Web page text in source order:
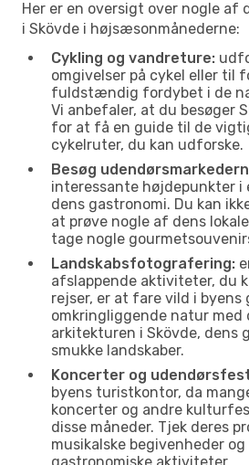
Her er en oversigt over nogle af
i Skövde i højsæsonmånederne:
Cykling og vandreture:
omgivelser på cykel eller til
fuldstændig fordybet i de
Vi anbefaler, at du besøger
for at få en guide til de
cykelruter, du kan udforske.
Besøg
interessante højdepunkter i
dens gastronomi. Du kan
at prøve nogle af dens
tage nogle
Landskabsfotografering:
afslappende aktiviteter, du
rejser, er at fare vild i byens
omkringliggende natur med
arkitekturen i Skövde, dens
smukke landskaber.
Koncerter og
byens turistkontor, da
koncerter og andre
disse måneder. Tjek deres
musikalske begivenheder